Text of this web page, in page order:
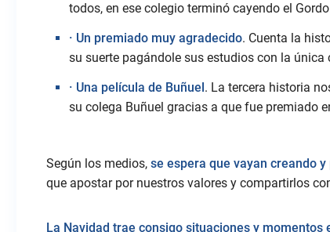
todos, en ese colegio terminó cayendo el
· Un premiado muy agradecido. Cuenta la
su suerte pagándole sus estudios con la
· Una película de Buñuel. La tercera historia
su colega Buñuel gracias a que fue premiado
Según los medios, se espera que vayan creando
que apostar por nuestros valores y compartirlos
La Navidad trae consigo situaciones y momentos